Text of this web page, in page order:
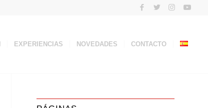
EXPERIENCIAS NOVEDADES CONTACTO